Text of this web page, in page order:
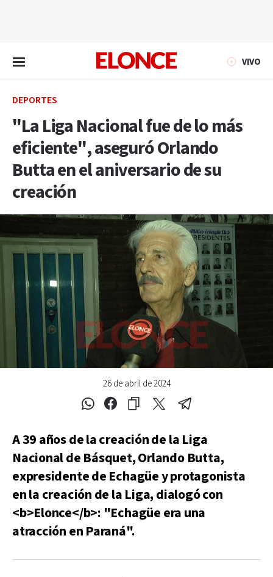
VIVO
DEPORTES
"La Liga Nacional fue de lo más
eficiente", aseguró Orlando
Butta en el aniversario de su
creación
26 de abril de 2024
A 39 años de la creación de la Liga
Nacional de Básquet, Orlando Butta,
expresidente de Echagüe y protagonista
en la creación de la Liga, dialogó con
<b>Elonce</b>: "Echagüe era una
atracción en Paraná".